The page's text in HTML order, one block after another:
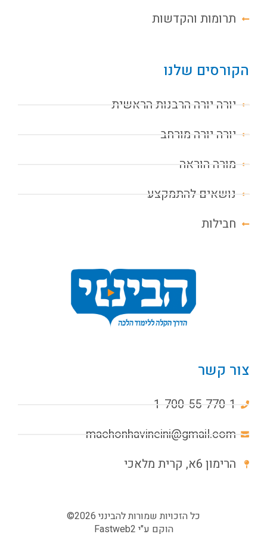
תרומות והקדשות
הקורסים שלנו
יורה יורה הרבנות הראשית
יורה יורה מורחב
מורה הוראה
נושאים להתמקצע
חבילות
צור קשר
1-700-55-770-1
machonhavineini@gmail.com
הרימון 6א, קרית מלאכי
כל הזכויות שמורות להבינני 2026©
הוקם ע"י Fastweb2